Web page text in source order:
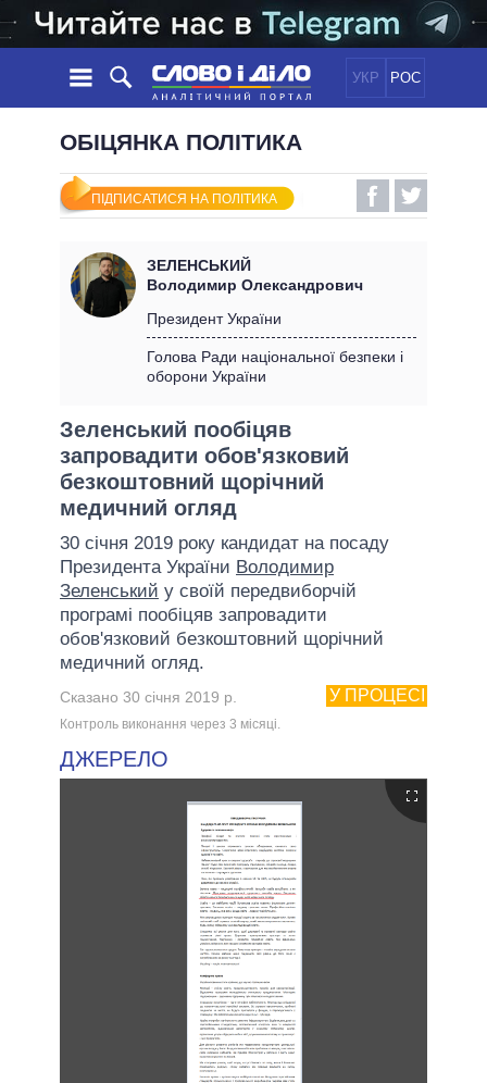
УКР РОС
НОВИНИ
СТРІЧКА
ПОДІЇ
СТАТТІ
ДУМКИ
ОГЛЯДИ
ДАЙДЖЕСТИ
ПОЛІТИКА
ЕКОНОМІКА
СВІТ
ОБIЦЯНКИ
УСІ ПОЛІТИКИ
ПРЕЗИДЕНТ І ОФІС
КАБІНЕТ МІНІСТРІВ
МЕРИ МІСТ
ВСІ ПЕРСОНИ
ІНФОГРАФІКА
ВІДЕО
ПІДТРИМАТИ
ПОРІВНЯННЯ ПОЛІТИКІВ
ОБІЦЯНКА ПОЛІТИКА
ПІДПИСАТИСЯ НА ПОЛІТИКА
ЗЕЛЕНСЬКИЙ
Володимир Олександрович
Президент України
Голова Ради національної безпеки і
оборони України
Зеленський пообіцяв
запровадити обов'язковий
безкоштовний щорічний
медичний огляд
30 січня 2019 року кандидат на посаду
Президента України Володимир
Зеленський у своїй передвиборчій
програмі пообіцяв запровадити
обов'язковий безкоштовний щорічний
медичний огляд.
У ПРОЦЕСІ
Сказано 30 січня 2019 р.
Контроль виконання через 3 мiсяцi.
ДЖЕРЕЛО